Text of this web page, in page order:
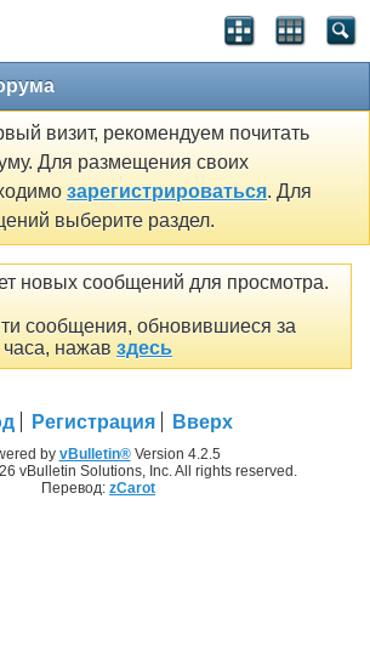
визит, рекомендуем почитать
Для размещения своих
зарегистрироваться. Для
выберите раздел.
новых сообщений для просмотра.
сообщения, обновившиеся за
нажав здесь
Регистрация Вверх
by vBulletin®Version 4.2.5
vBulletin Solutions, Inc. All rights reserved.
Перевод: zCarot